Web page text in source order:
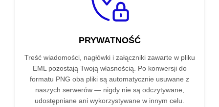
PRYWATNOŚĆ
Treść wiadomości, nagłówki i załączniki zawarte w pliku
EML pozostają Twoją własnością. Po konwersji do
formatu PNG oba pliki są automatycznie usuwane z
naszych serwerów — nigdy nie są odczytywane,
udostępniane ani wykorzystywane w innym celu.